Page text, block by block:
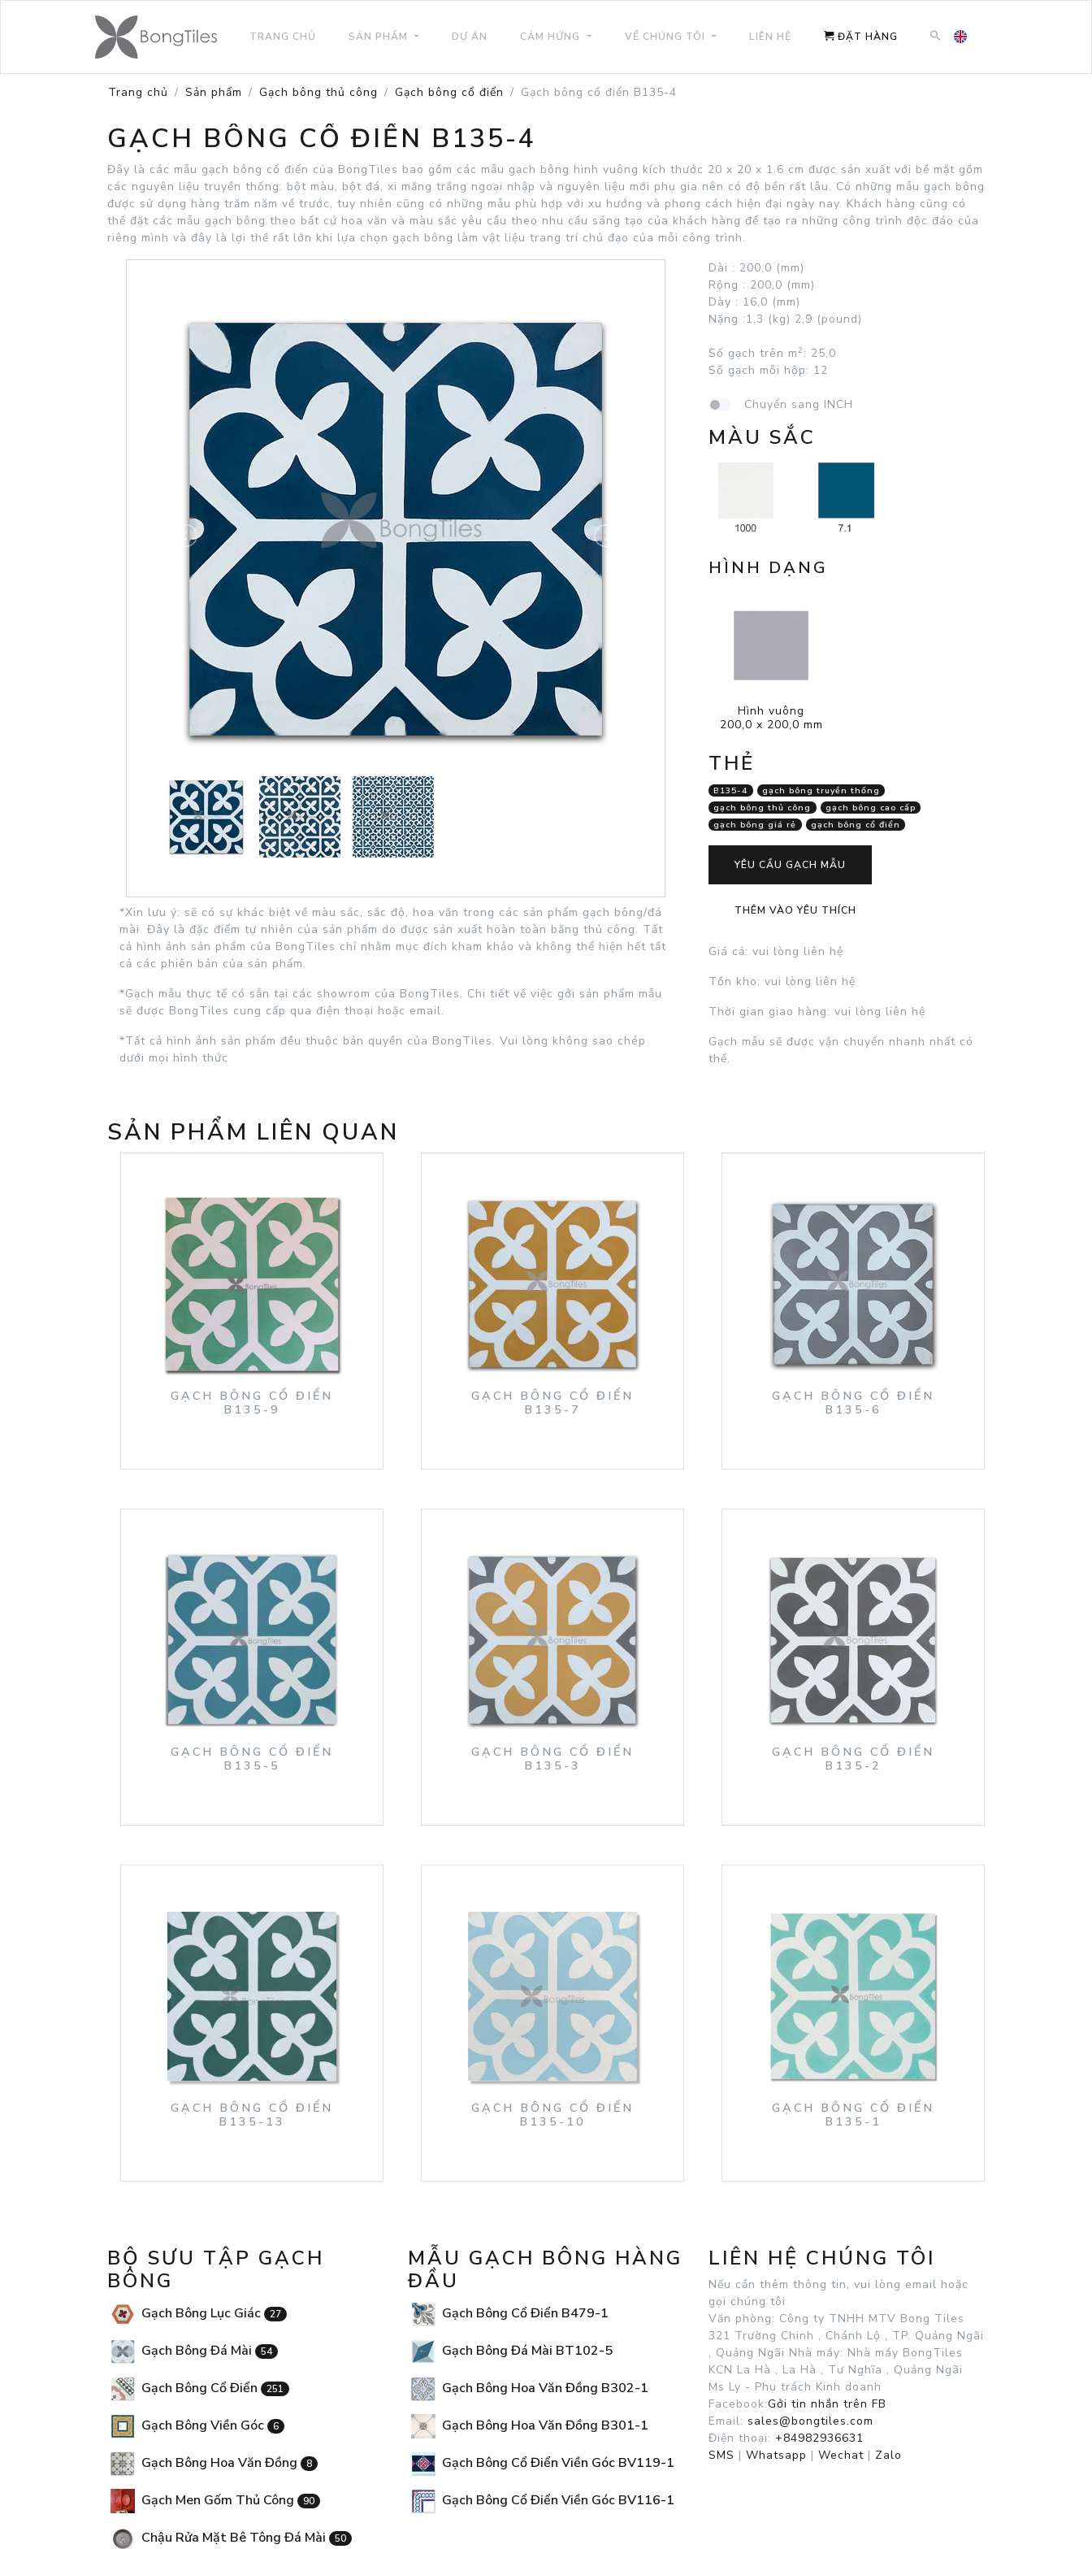
TRANG CHỦ SẢN PHẨM DỰ ÁN CẢM HỨNG VỀ CHÚNG TÔI LIÊN HỆ ĐẶT HÀNG
Trang chủ Sản phẩm Gạch bông thủ công Gạch bông cổ điển Gạch bông cổ điển B135-4
GẠCH BÔNG CỔ ĐIỂN B135-4
Đây là các mẫu gạch bông cổ điển của BongTiles bao gồm các mẫu gạch bông hình vuông kích thước 20 x 20 x 1.6 cm được sản xuất với bề mặt gồm
các nguyên liệu truyền thống: bột màu, bột đá, xi măng trắng ngoại nhập và nguyên liệu mới phụ gia nên có độ bền rất lâu. Có những mẫu gạch bông
được sử dụng hàng trăm năm về trước, tuy nhiên cũng có những mẫu phù hợp với xu hướng và phong cách hiện đại ngày nay. Khách hàng cũng có
thể đặt các mẫu gạch bông theo bất cứ hoa văn và màu sắc yêu cầu theo nhu cầu sáng tạo của khách hàng để tạo ra những công trình độc đáo của
riêng mình và đây là lợi thế rất lớn khi lựa chọn gạch bông làm vật liệu trang trí chủ đạo của mỗi công trình.
*Xin lưu ý: sẽ có sự khác biệt về màu sắc, sắc độ, hoa văn trong các sản phẩm gạch bông/đá
mài. Đây là đặc điểm tự nhiên của sản phẩm do được sản xuất hoàn toàn bằng thủ công. Tất
cả hình ảnh sản phẩm của BongTiles chỉ nhằm mục đích kham khảo và không thể hiện hết tất
cả các phiên bản của sản phẩm.
*Gạch mẫu thực tế có sẵn tại các showrom của BongTiles. Chi tiết về việc gởi sản phẩm mẫu
sẽ được BongTiles cung cấp qua điện thoại hoặc email.
*Tất cả hình ảnh sản phẩm đều thuộc bản quyền của BongTiles. Vui lòng không sao chép
dưới mọi hình thức
Dài : 200,0 (mm)
Rộng : 200,0 (mm)
Dày : 16,0 (mm)
Nặng :1,3 (kg) 2,9 (pound)
Số gạch trên m2 : 25,0
Số gạch mỗi hộp: 12
Chuyển sang INCH
MÀU SẮC
HÌNH DẠNG
Hình vuông
200,0 x 200,0 mm
THẺ
B135-4
gạch bông truyền thống
gạch bông thủ công
gạch bông cao cấp
gạch bông giá rẻ
gạch bông cổ điển
YÊU CẦU GẠCH MẪU
THÊM VÀO YÊU THÍCH
Giá cả: vui lòng liên hệ
Tồn kho: vui lòng liên hệ
Thời gian giao hàng: vui lòng liên hệ
Gạch mẫu sẽ được vận chuyển nhanh nhất có
thể.
SẢN PHẨM LIÊN QUAN
GẠCH BÔNG CỔ ĐIỂN
B135-9
GẠCH BÔNG CỔ ĐIỂN
B135-7
GẠCH BÔNG CỔ ĐIỂN
B135-6
GẠCH BÔNG CỔ ĐIỂN
B135-5
GẠCH BÔNG CỔ ĐIỂN
B135-3
GẠCH BÔNG CỔ ĐIỂN
B135-2
GẠCH BÔNG CỔ ĐIỂN
B135-13
GẠCH BÔNG CỔ ĐIỂN
B135-10
GẠCH BÔNG CỔ ĐIỂN
B135-1
BỘ SƯU TẬP GẠCH
BÔNG
Gạch Bông Lục Giác 27
Gạch Bông Đá Mài 54
Gạch Bông Cổ Điển 251
Gạch Bông Viền Góc 6
Gạch Bông Hoa Văn Đồng 8
Gạch Men Gốm Thủ Công 90
Chậu Rửa Mặt Bê Tông Đá Mài 50
MẪU GẠCH BÔNG HÀNG
ĐẦU
Gạch Bông Cổ Điển B479-1
Gạch Bông Đá Mài BT102-5
Gạch Bông Hoa Văn Đồng B302-1
Gạch Bông Hoa Văn Đồng B301-1
Gạch Bông Cổ Điển Viền Góc BV119-1
Gạch Bông Cổ Điển Viền Góc BV116-1
LIÊN HỆ CHÚNG TÔI
Nếu cần thêm thông tin, vui lòng email hoặc
gọi chúng tôi
Văn phòng: Công ty TNHH MTV Bong Tiles
321 Trường Chinh , Chánh Lộ , TP. Quảng Ngãi
, Quảng Ngãi Nhà máy: Nhà máy BongTiles
KCN La Hà , La Hà , Tư Nghĩa , Quảng Ngãi
Ms Ly - Phụ trách Kinh doanh
Facebook:Gởi tin nhắn trên FB
Email: sales@bongtiles.com
Điện thoại: +84982936631
SMS | Whatsapp | Wechat | Zalo